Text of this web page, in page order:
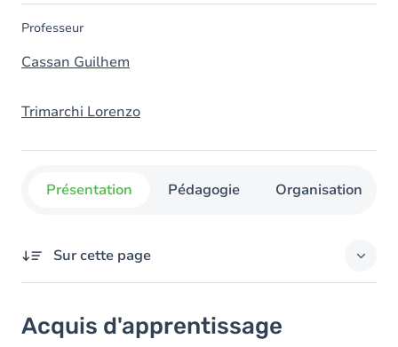
Professeur
Cassan Guilhem
Trimarchi Lorenzo
Présentation Pédagogie Organisation
Sur cette page
Contenu
Acquis d'apprentissage